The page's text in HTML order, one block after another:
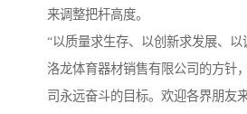
来调整把杆高度。
“以质量求生存、以创新求发展、以
洛龙体育器材销售有限公司的方针
司永远奋斗的目标。欢迎各界朋友